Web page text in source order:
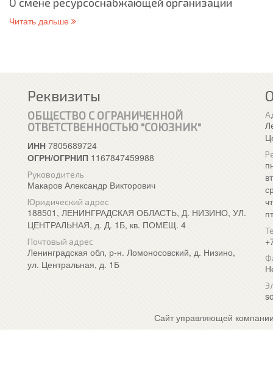
Читать дальше
Реквизиты
ОБЩЕСТВО С ОГРАНИЧЕННОЙ
ОТВЕТСТВЕННОСТЬЮ "СОЮЗНИК"
ИНН 7805689724
ОГРН/ОГРНИП 1167847459988
Руководитель
Макаров Александр Викторович
Юридический адрес
188501, ЛЕНИНГРАДСКАЯ ОБЛАСТЬ, Д. НИЗИНО, УЛ.
ЦЕНТРАЛЬНАЯ, д. Д. 1Б, кв. ПОМЕЩ. 4
Почтовый адрес
Ленинградская обл, р-н. Ломоносовский, д. Низино,
ул. Центральная, д. 1Б
Сайт управляющей